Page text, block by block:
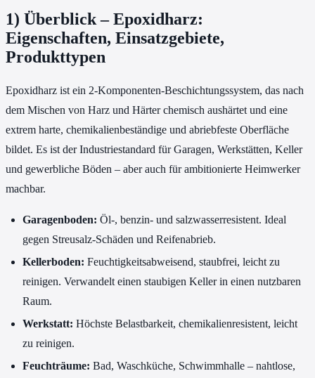
1) Überblick – Epoxidharz:
Eigenschaften, Einsatzgebiete,
Produkttypen
Epoxidharz ist ein 2-Komponenten-Beschichtungssystem, das nach
dem Mischen von Harz und Härter chemisch aushärtet und eine
extrem harte, chemikalienbeständige und abriebfeste Oberfläche
bildet. Es ist der Industriestandard für Garagen, Werkstätten, Keller
und gewerbliche Böden – aber auch für ambitionierte Heimwerker
machbar.
Garagenboden: Öl-, benzin- und salzwasserresistent. Ideal
gegen Streusalz-Schäden und Reifenabrieb.
Kellerboden: Feuchtigkeitsabweisend, staubfrei, leicht zu
reinigen. Verwandelt einen staubigen Keller in einen nutzbaren
Raum.
Werkstatt: Höchste Belastbarkeit, chemikalienresistent, leicht
zu reinigen.
Feuchträume: Bad, Waschküche, Schwimmhalle – nahtlose,